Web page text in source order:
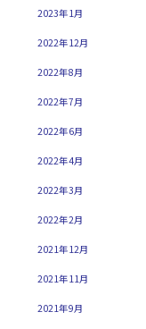
2023年1月
2022年12月
2022年8月
2022年7月
2022年6月
2022年4月
2022年3月
2022年2月
2021年12月
2021年11月
2021年9月